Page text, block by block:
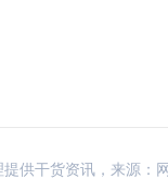
供干货资讯，来源